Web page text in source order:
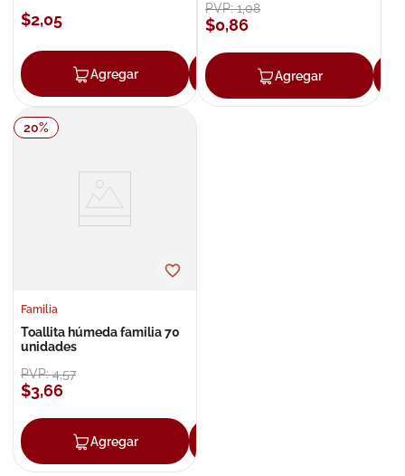
$2,05
Agregar Agregar
PVP:1,08
$0,86
Agregar
20%
Familia
Toallita húmeda familia 70
unidades
PVP:4,57
$3,66
Agregar